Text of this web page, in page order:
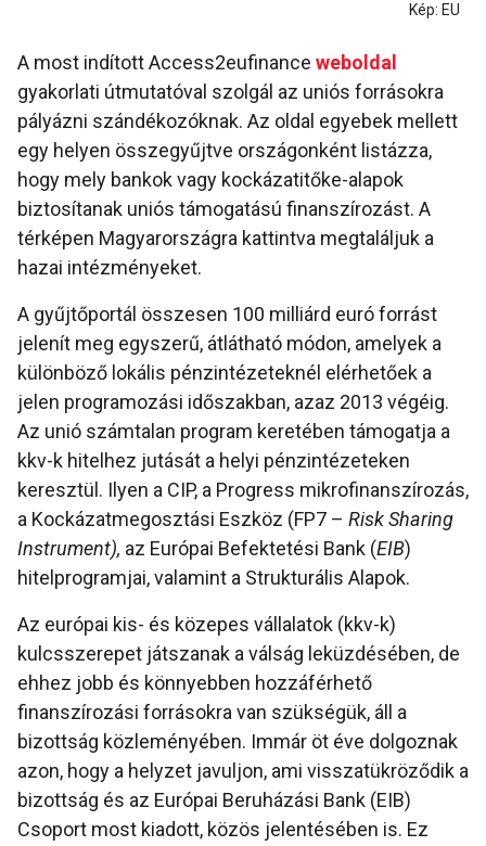
Kép: EU
A most indított Access2eufinance weboldal
gyakorlati útmutatóval szolgál az uniós forrásokra
pályázni szándékozóknak. Az oldal egyebek mellett
egy helyen összegyűjtve országonként listázza,
hogy mely bankok vagy kockázatitőke-alapok
biztosítanak uniós támogatású finanszírozást. A
térképen Magyarországra kattintva megtaláljuk a
hazai intézményeket.
A gyűjtőportál összesen 100 milliárd euró forrást
jelenít meg egyszerű, átlátható módon, amelyek a
különböző lokális pénzintézeteknél elérhetőek a
jelen programozási időszakban, azaz 2013 végéig.
Az unió számtalan program keretében támogatja a
kkv-k hitelhez jutását a helyi pénzintézeteken
keresztül. Ilyen a CIP, a Progress mikrofinanszírozás,
a Kockázatmegosztási Eszköz (FP7 – Risk Sharing
Instrument), az Európai Befektetési Bank (EIB)
hitelprogramjai, valamint a Strukturális Alapok.
Az európai kis- és közepes vállalatok (kkv-k)
kulcsszerepet játszanak a válság leküzdésében, de
ehhez jobb és könnyebben hozzáférhető
finanszírozási forrásokra van szükségük, áll a
bizottság közleményében. Immár öt éve dolgoznak
azon, hogy a helyzet javuljon, ami visszatükröződik a
bizottság és az Európai Beruházási Bank (EIB)
Csoport most kiadott, közös jelentésében is. Ez